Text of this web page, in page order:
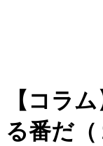
【コラ
る番だ（